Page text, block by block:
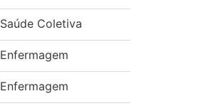
Saúde Coletiva
Enfermagem
Enfermagem